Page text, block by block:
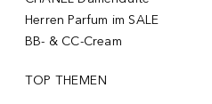
Herren Parfum im SALE
BB- & CC-Cream
TOP THEMEN